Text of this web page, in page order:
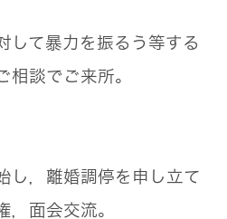
して暴力を振るう等する
相談でご来所。
し，離婚調停を申し立て
，面会交流。